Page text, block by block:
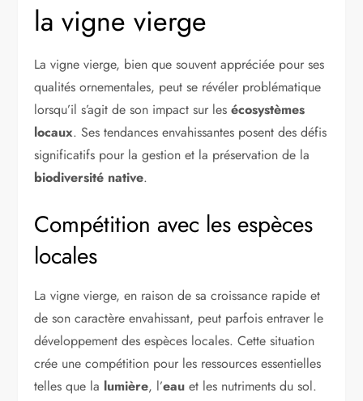
la vigne vierge
La vigne vierge, bien que souvent appréciée pour ses
qualités ornementales, peut se révéler problématique
lorsqu’il s’agit de son impact sur lesécosystèmes
locaux. Ses tendances envahissantes posent des défis
significatifs pour la gestion et la préservation de la
biodiversité native.
Compétition avec les espèces
locales
La vigne vierge, en raison de sa croissance rapide et
de son caractère envahissant, peut parfois entraver le
développement des espèces locales. Cette situation
crée une compétition pour les ressources essentielles
telles que la lumière, l’eau et les nutriments du sol.